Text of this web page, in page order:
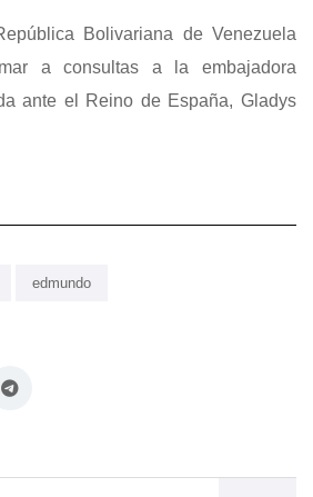
Bolivariana de Venezuela
a consultas a la embajadora
ante el Reino de España, Gladys
edmundo